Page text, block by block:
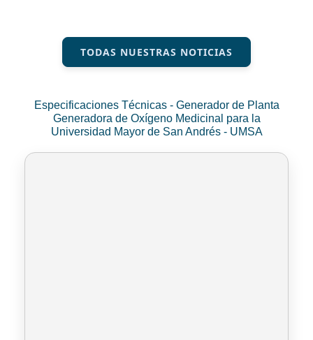
TODAS NUESTRAS NOTICIAS
Especificaciones Técnicas - Generador de Planta
Generadora de Oxígeno Medicinal para la
Universidad Mayor de San Andrés - UMSA